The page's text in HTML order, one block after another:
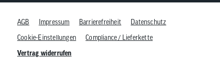
AGB Impressum Barrierefreiheit
Datenschutz
Cookie-Einstellungen
Compliance / Lieferkette
Vertrag widerrufen